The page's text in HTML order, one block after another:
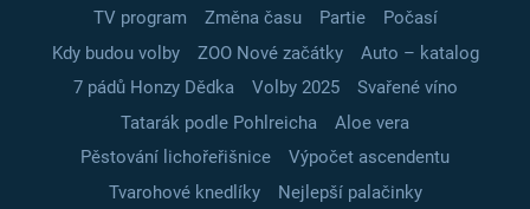
TV program
Změna času Partie
Počasí
Kdy budou volby
ZOO Nové začátky
Auto – katalog
7 pádů Honzy Dědka
Volby 2025
Svařené víno
Tatarák podle Pohlreicha
Aloe vera
Pěstování lichořeřišnice
Výpočet ascendentu
Tvarohové knedlíky
Nejlepší palačinky